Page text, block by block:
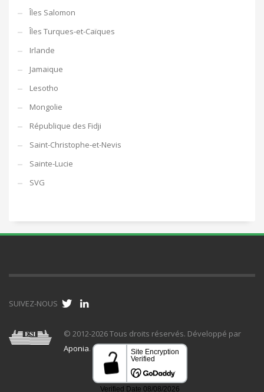
Îles Salomon
Îles Turques-et-Caïques
Irlande
Jamaique
Lesotho
Mongolie
République des Fidji
Saint-Christophe-et-Nevis
Sainte-Lucie
SVG
SUIVEZ-NOUS
© 2012-2026 Tous droits réservés. Développé par
Aponia.